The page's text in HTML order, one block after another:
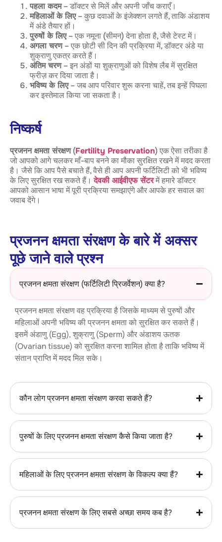
पहला कदम– डॉक्टर से मिलें और अपनी जाँच कराएँ।
महिलाओं के लिए– कुछ दवाओं के इंजेक्शन लगते हैं, ताकि अंडाशय
में अंडे तैयार हों।
पुरुषों के लिए– एक नमूना (सीमन) देना होता है, जैसे टेस्ट में।
अगला चरण– एक छोटी सी दिन की प्रक्रिया में, डॉक्टर अंडे या
शुक्राणु एकत्र करते हैं।
अंतिम चरण– इन अंडों या शुक्राणुओं को विशेष लैब में सुरक्षित
फ्रीज़ कर दिया जाता है।
भविष्य के लिए– जब आप परिवार शुरू करना चाहें, तब इन्हें पिघला
कर इस्तेमाल किया जा सकता है।
निष्कर्ष
प्रजनन क्षमता संरक्षण(Fertility Preservation) एक ऐसा तरीका है
जो आपको आगे चलकर माँ-बाप बनने का मौका सुरक्षित रखने में मदद करता
है। जैसे कि आप पैसे बचाते हैं, वैसे ही आप अपनी फर्टिलिटी को भी भविष्य
के लिए सुरक्षित रख सकते हैं।देवकी आईवीएफ सेंटरमें हमारे डॉक्टर
आपको आसान भाषा में पूरी प्रक्रिया समझाएंगे और आपके हर सवाल का
जवाब देंगे।
प्रजनन क्षमता संरक्षण के बारे में अक्सर
पूछे जाने वाले प्रश्न
प्रजनन क्षमता संरक्षण (फर्टिलिटी प्रिजर्वेशन) क्या है?
प्रजनन क्षमता संरक्षण वह प्रक्रिया है जिसके माध्यम से पुरुषों और
महिलाओं अपनी भविष्य की प्रजनन क्षमता को सुरक्षित कर सकते हैं।
इसमें अंडाणु (Egg), शुक्राणु (Sperm) और अंडाशय ऊतक
(Ovarian tissue) को सुरक्षित करना शामिल होता है ताकि भविष्य में
संतान प्राप्ति में मदद मिल सके।
कौन लोग प्रजनन क्षमता संरक्षण करवा सकते हैं?
पुरुषों के लिए प्रजनन क्षमता संरक्षण कैसे किया जाता है?
महिलाओं के लिए प्रजनन क्षमता संरक्षण के विकल्प क्या हैं?
प्रजनन क्षमता संरक्षण के लिए सबसे अच्छा समय कब है?